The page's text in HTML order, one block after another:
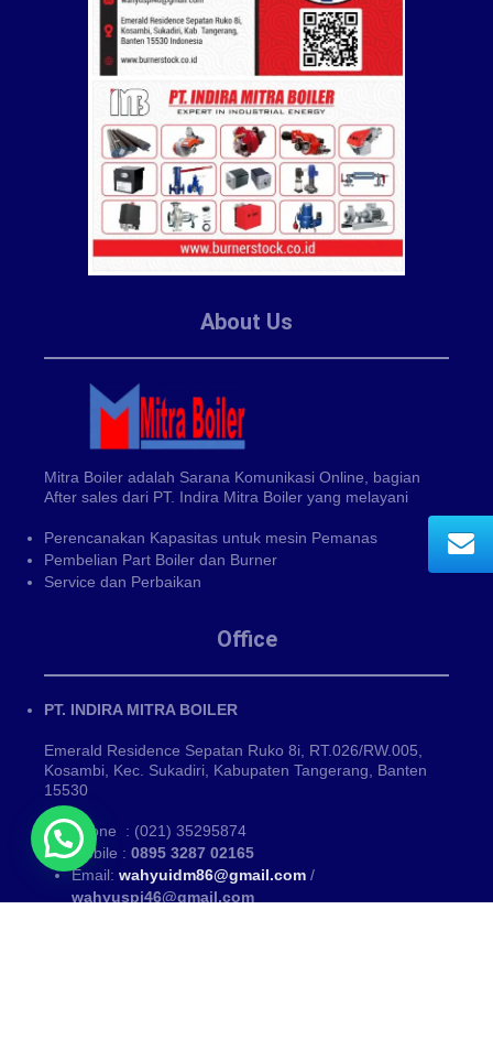
About Us
Mitra Boiler adalah Sarana Komunikasi Online, bagian
After sales dari PT. Indira Mitra Boiler yang melayani
Perencanakan Kapasitas untuk mesin Pemanas
Pembelian Part Boiler dan Burner
Service dan Perbaikan
Office
PT. INDIRA MITRA BOILER
Emerald Residence Sepatan Ruko 8i, RT.026/RW.005,
Kosambi, Kec. Sukadiri, Kabupaten Tangerang, Banten
15530
Phone : (021) 35295874
Mobile : 0895 3287 02165
Email: wahyuidm86@gmail.com /
wahyuspi46@gmail.com